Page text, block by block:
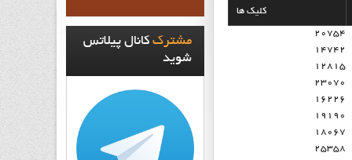
کلیک ها
20754
14742
12815
23070
16226
19190
18067
25358
مشترک کانال پيلاتس
شويد